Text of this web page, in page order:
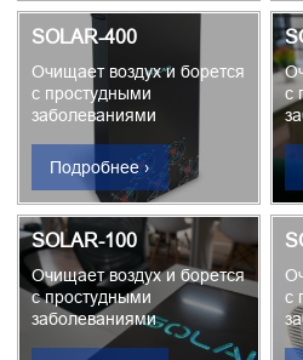
SOLAR-400
Очищает воздух и борется
с простудными
заболеваниями
Подробнее ›
с
SOLAR-100
Очищает воздух и борется
с простудными
заболеваниями
с